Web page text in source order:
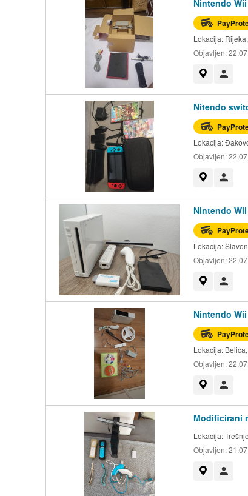
Nintendo
Lokacija:
Objavljen:
Nitendo
Lokacija:
Objavljen:
Nintendo
Lokacija:
Objavljen:
Nintendo Wii
Lokacija:
Objavljen:
Modificirani
Lokacija:
Objavljen: